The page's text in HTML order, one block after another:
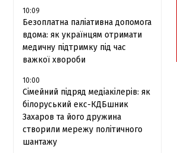
10:09
Безоплатна паліативна допомога
вдома: як українцям отримати
медичну підтримку під час
важкої хвороби
10:00
Сімейний підряд медіакілерів: як
білоруський екс-КДБшник
Захаров та його дружина
створили мережу політичного
шантажу